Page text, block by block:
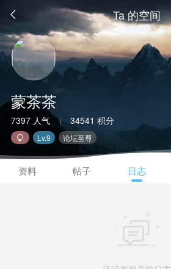
 Ta 的空间
蒙茶茶
7397 人气 | 34541 积分
 Lv.9 论坛至尊
资料 帖子 日志